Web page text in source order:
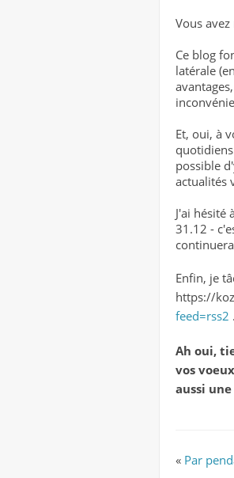
Vous
Ce blog
latérale
Et, oui, à
possible
actualités
J'ai
31.12 -
Enfin, je
https://
feed=rss2 .
Ah oui,
vos
aussi
« Par